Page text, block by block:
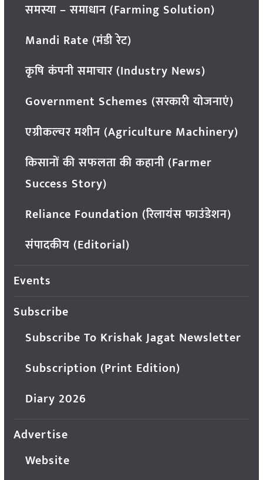
समस्या – समाधान (Farming Solution)
Mandi Rate (मंडी रेट)
कृषि कंपनी समाचार (Industry News)
Government Schemes (सरकारी योजनाएं)
एग्रीकल्चर मशीन (Agriculture Machinery)
किसानों की सफलता की कहानी (Farmer
Success Story)
Reliance Foundation (रिलायंस फाउंडेशन)
संपादकीय (Editorial)
Events
Subscribe
Subscribe To Krishak Jagat Newsletter
Subscription (Print Edition)
Diary 2026
Advertise
Website